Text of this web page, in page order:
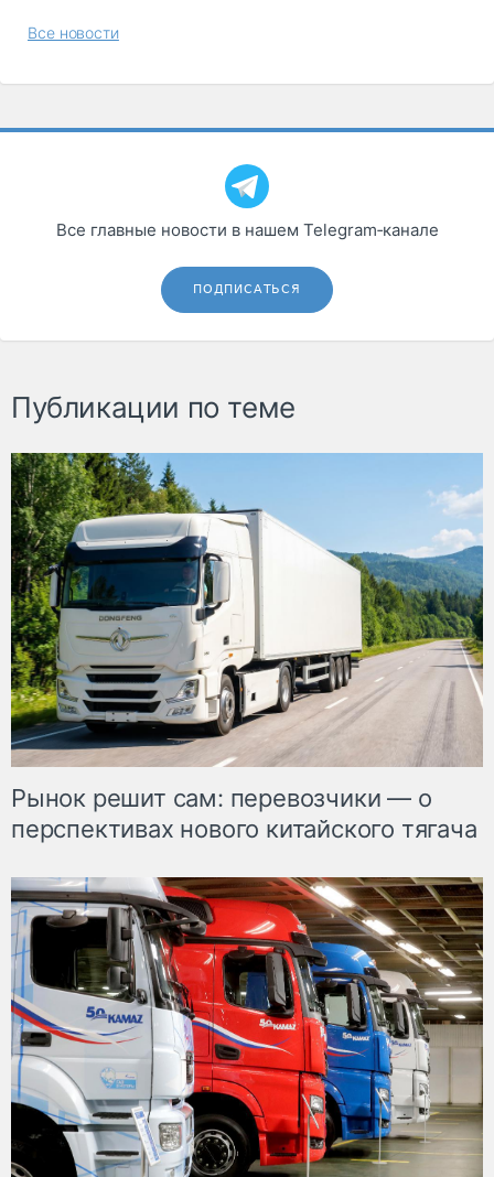
Все новости
Все главные новости в нашем Telegram‑канале
ПОДПИСАТЬСЯ
Публикации по теме
Рынок решит сам: перевозчики — о
перспективах нового китайского тягача